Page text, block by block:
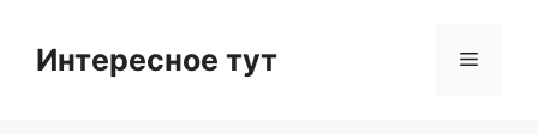
contentИнтересное тут Menu